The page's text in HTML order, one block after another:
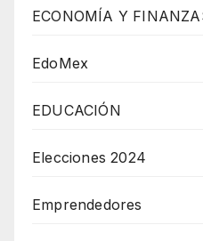
ECONOMÍA Y
EdoMex
EDUCACIÓN
Elecciones 2024
Emprendedores